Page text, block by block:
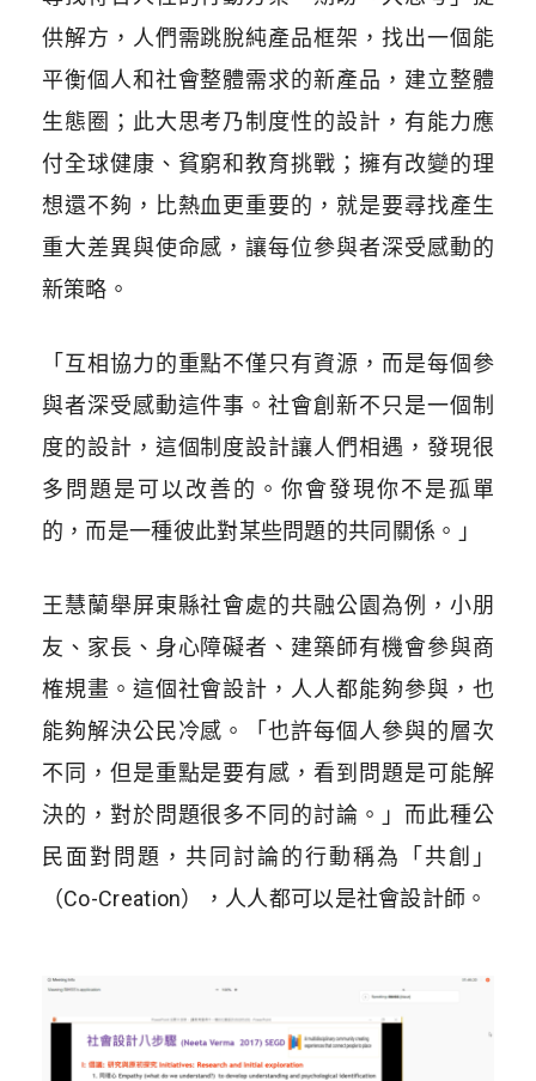
供解方，人們需跳脫純產品框架，找出一個能
平衡個人和社會整體需求的新產品，建立整體
生態圈；此大思考乃制度性的設計，有能力應
付全球健康、貧窮和教育挑戰；擁有改變的理
想還不夠，比熱血更重要的，就是要尋找產生
重大差異與使命感，讓每位參與者深受感動的
新策略。
「互相協力的重點不僅只有資源，而是每個參
與者深受感動這件事。社會創新不只是一個制
度的設計，這個制度設計讓人們相遇，發現很
多問題是可以改善的。你會發現你不是孤單
的，而是一種彼此對某些問題的共同關係。」
王慧蘭舉屏東縣社會處的共融公園為例，小朋
友、家長、身心障礙者、建築師有機會參與商
榷規畫。這個社會設計，人人都能夠參與，也
能夠解決公民冷感。「也許每個人參與的層次
不同，但是重點是要有感，看到問題是可能解
決的，對於問題很多不同的討論。」而此種公
民面對問題，共同討論的行動稱為「共創」
（Co-Creation），人人都可以是社會設計師。